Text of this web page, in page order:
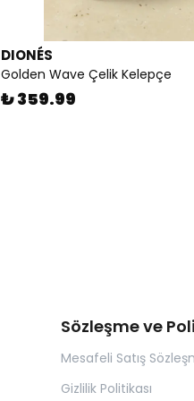
DIONÉS
Golden Wave Çelik Kelepçe
₺ 359.99
Sözleşme ve
Mesafeli Satış
Gizlilik Politikası